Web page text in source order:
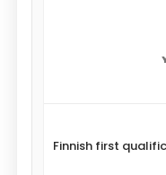
Finnish first